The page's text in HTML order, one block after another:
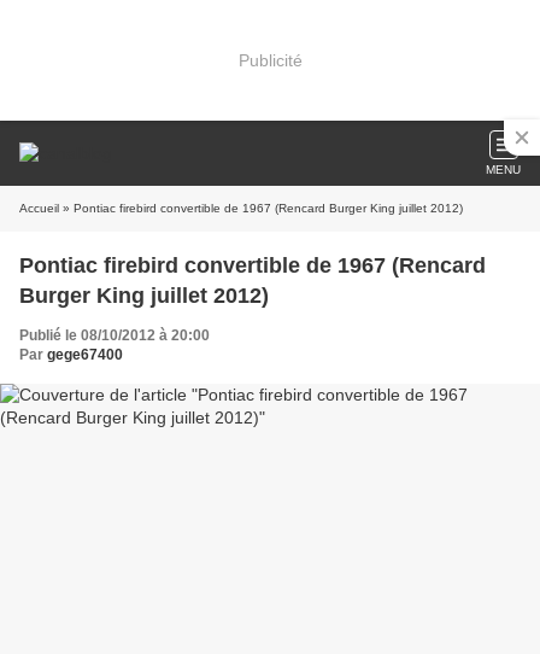
Publicité
MENU
Accueil » Pontiac firebird convertible de 1967 (Rencard Burger King juillet 2012)
Pontiac firebird convertible de 1967 (Rencard
Burger King juillet 2012)
Publié le 08/10/2012 à 20:00
Par gege67400